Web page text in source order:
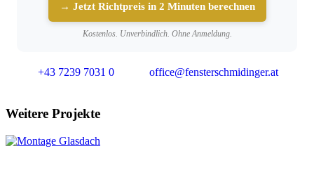
→ Jetzt Richtpreis in 2 Minuten berechnen
Kostenlos. Unverbindlich. Ohne Anmeldung.
+43 7239 7031 0 office@fensterschmidinger.at
Weitere Projekte